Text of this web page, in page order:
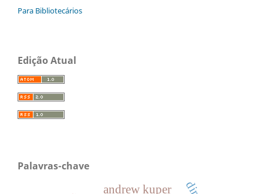
Para Bibliotecários
Edição Atual
Palavras-chave
andrew kuper